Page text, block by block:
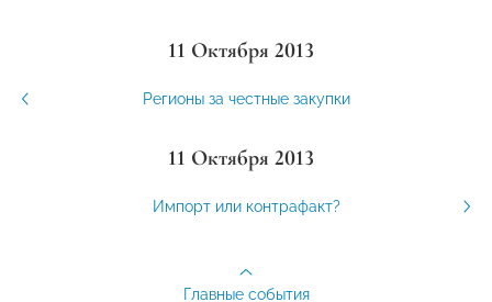
11 Октября 2013
Регионы за честные закупки
11 Октября 2013
Импорт или контрафакт?
Главные события